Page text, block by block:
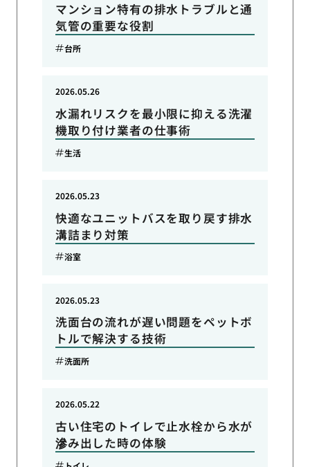
マンション特有の排水トラブルと通
気管の重要な役割
台所
水漏れリスクを最小限に抑える洗濯
機取り付け業者の仕事術
2026.05.26
生活
快適なユニットバスを取り戻す排水
溝詰まり対策
2026.05.23
浴室
洗面台の流れが遅い問題をペットボ
トルで解決する技術
2026.05.23
洗面所
古い住宅のトイレで止水栓から水が
滲み出した時の体験
2026.05.22